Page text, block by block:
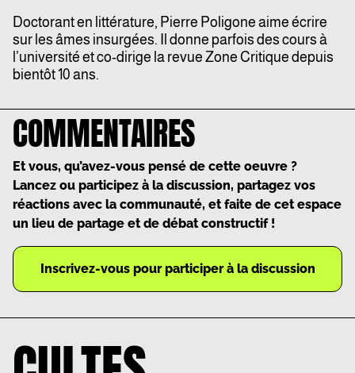
Doctorant en littérature, Pierre Poligone aime écrire
sur les âmes insurgées. Il donne parfois des cours à
l’université et co-dirige la revue Zone Critique depuis
bientôt 10 ans.
COMMENTAIRES
Et vous, qu’avez-vous pensé de cette oeuvre ?
Lancez ou participez à la discussion, partagez vos
réactions avec la communauté, et faite de cet espace
un lieu de partage et de débat constructif !
Inscrivez-vous pour participer à la discussion